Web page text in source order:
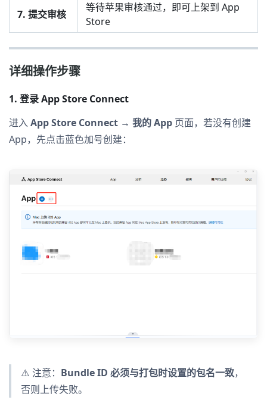
7. 提交审核
等待苹果审核通过，即可上架到 App
Store
详细操作步骤
1. 登录 App Store Connect
进入App Store Connect → 我的 App 页面，若没有创建
App，先点击蓝色加号创建：
⚠️ 注意： Bundle ID 必须与打包时设置的包名一致，
否则上传失败。